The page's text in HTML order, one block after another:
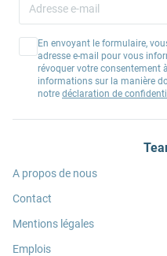
En envoyant le formulaire,
adresse e-mail pour vous
révoquer votre consentement
informations sur la manière
notre déclaration de
A propos de nous
Contact
Mentions légales
Emplois